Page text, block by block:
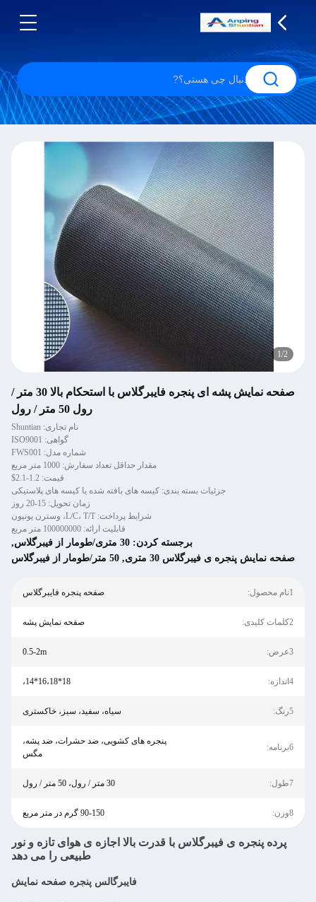
1/2
صفحه نمایش پشه ای پنجره فایبرگلاس با استحکام بالا 30 متر /
رول 50 متر / رول
نام تجاری: Shuntian
گواهی: ISO9001
شماره مدل: FWS001
مقدار حداقل تعداد سفارش: 1000 متر مربع
قیمت: 1.2-2.1$
جزئیات بسته بندی: کیسه های بافته شده یا کیسه های پلاستیکی
زمان تحویل: 15-20 روز
شرایط پرداخت: L/C، T/T، وسترن یونیون
قابلیت ارائه: 100000000 متر مربع
برجسته کردن: 30 متری/طومار از فیبرگلاس
,
صفحه نمایش پنجره ی فیبرگلاس 30 متری
, 50 متر/طومار از فیبرگلاس
1نام محصول: صفحه پنجره فایبرگلاس
2کلمات کلیدی: صفحه نمایش پشه
3عرض: 0.5-2m
4اندازه: 18*16،18*14،
5رنگ: سیاه، سفید، سبز، خاکستری
6برنامه:
پنجره های کشویی، ضد حشرات، ضد پشه،
مگس
7طول: 30 متر / رول، 50 متر / رول
8وزن: 90-150 گرم در متر مربع
پرده پنجره ی فیبرگلاس با قدرت بالا اجازه ی هوای تازه و نور
طبیعی را می دهد
فايبرگالس پنجره صفحه نمایش